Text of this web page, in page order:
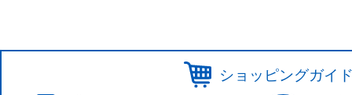
ショッピングガイ